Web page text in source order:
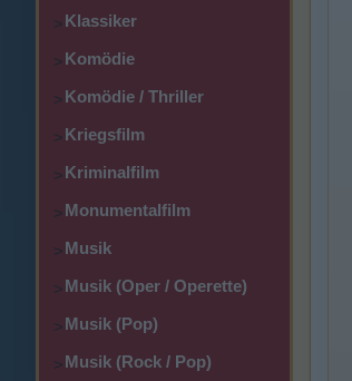
>Klassiker
>Komödie
>Komödie / Thriller
>Kriegsfilm
>Kriminalfilm
>Monumentalfilm
>Musik
>Musik (Oper / Operette)
>Musik (Pop)
>Musik (Rock / Pop)